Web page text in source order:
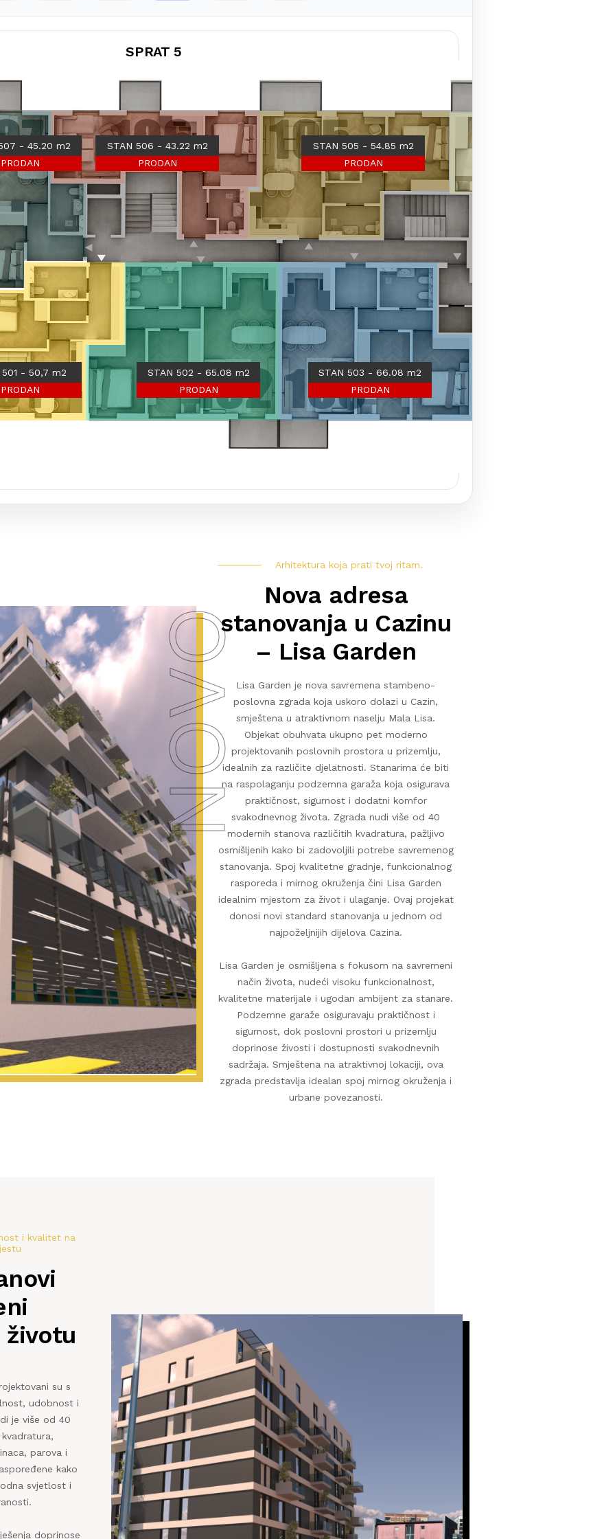
SPRAT 5
501 - 50,7 m2
PRODAN
STAN 502 - 65.08 m2
PRODAN
STAN 503 - 66.08 m2
PRODAN
STAN 505 - 54.85 m2
PRODAN
STAN 506 - 43.22 m2
PRODAN
- 45.20 m2
PRODAN
NOVO
Arhitektura koja prati tvoj ritam.
Nova adresa
stanovanja u Cazinu
– Lisa Garden
Lisa Garden je nova savremena stambeno-
poslovna zgrada koja uskoro dolazi u Cazin,
smještena u atraktivnom naselju Mala Lisa.
Objekat obuhvata ukupno pet moderno
projektovanih poslovnih prostora u prizemlju,
idealnih za različite djelatnosti. Stanarima će biti
na raspolaganju podzemna garaža koja osigurava
praktičnost, sigurnost i dodatni komfor
svakodnevnog života. Zgrada nudi više od 40
modernih stanova različitih kvadratura, pažljivo
osmišljenih kako bi zadovoljili potrebe savremenog
stanovanja. Spoj kvalitetne gradnje, funkcionalnog
rasporeda i mirnog okruženja čini Lisa Garden
idealnim mjestom za život i ulaganje. Ovaj projekat
donosi novi standard stanovanja u jednom od
najpoželjnijih dijelova Cazina.
Lisa Garden je osmišljena s fokusom na savremeni
način života, nudeći visoku funkcionalnost,
kvalitetne materijale i ugodan ambijent za stanare.
Podzemne garaže osiguravaju praktičnost i
sigurnost, dok poslovni prostori u prizemlju
doprinose živosti i dostupnosti svakodnevnih
sadržaja. Smještena na atraktivnoj lokaciji, ova
zgrada predstavlja idealan spoj mirnog okruženja i
urbane povezanosti.
i kvalitet na
životu
su s
udobnost i
je više od 40
parova i
kako
svjetlost i
doprinose